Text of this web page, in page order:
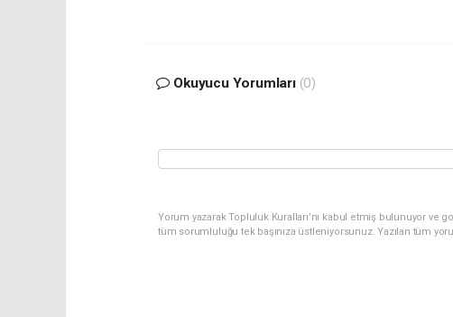
Okuyucu Yorumları (0)
Yorum yazarak Topluluk Kuralları’nı kabul etmiş bulunuyor ve
tüm sorumluluğu tek başınıza üstleniyorsunuz. Yazılan tüm